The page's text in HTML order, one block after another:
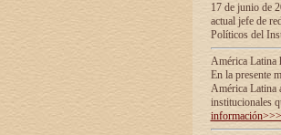
17 de junio de
actual jefe de
Políticos del
América Latina
En la presente
América Latina
institucionales
información>>>